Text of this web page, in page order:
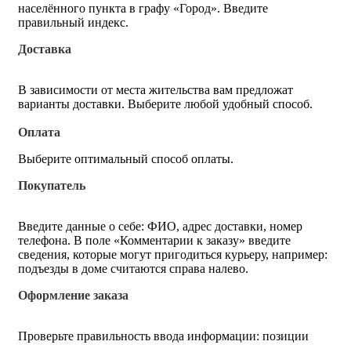
населённого пункта в графу «Город». Введите
правильный индекс.
Доставка
В зависимости от места жительства вам предложат
варианты доставки. Выберите любой удобный способ.
Оплата
Выберите оптимальный способ оплаты.
Покупатель
Введите данные о себе: ФИО, адрес доставки, номер
телефона. В поле «Комментарии к заказу» введите
сведения, которые могут пригодиться курьеру, например:
подъезды в доме считаются справа налево.
Оформление заказа
Проверьте правильность ввода информации: позиции